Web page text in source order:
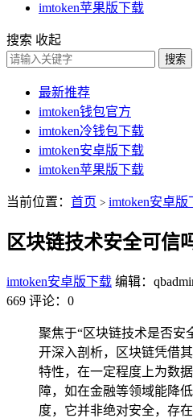
imtoken苹果版下载
搜索 收起
搜索
最新推荐
imtoken钱包官方
imtoken冷钱包下载
imtoken安卓版下载
imtoken苹果版下载
当前位置： 首页 > imtoken安卓版
区块链技术安全可信
imtoken安卓版下载 编辑：
669 评论：0
聚焦于“区块链技术是否安
开深入剖析，区块链凭借
特性，在一定程度上为数
障，如在金融等领域能降
度，它并非绝对安全，存